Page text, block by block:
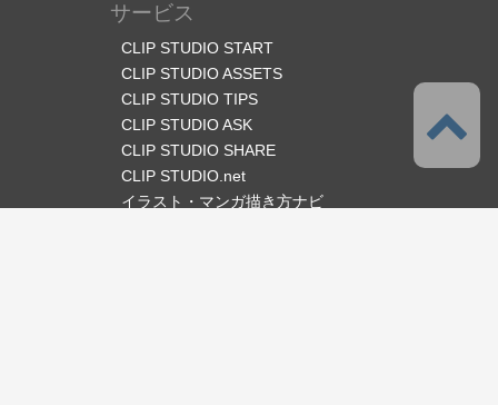
サービス
CLIP STUDIO START
CLIP STUDIO ASSETS
CLIP STUDIO TIPS
CLIP STUDIO ASK
CLIP STUDIO SHARE
CLIP STUDIO.net
イラスト・マンガ描き方ナビ